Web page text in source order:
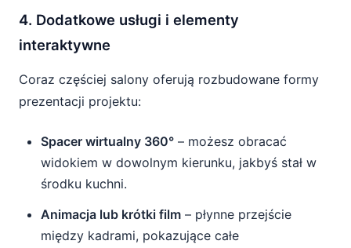
4. Dodatkowe usługi i elementy
interaktywne
Coraz częściej salony oferują rozbudowane formy
prezentacji projektu:
Spacer wirtualny 360° – możesz obracać
widokiem w dowolnym kierunku, jakbyś stał w
środku kuchni.
Animacja lub krótki film – płynne przejście
między kadrami, pokazujące całe